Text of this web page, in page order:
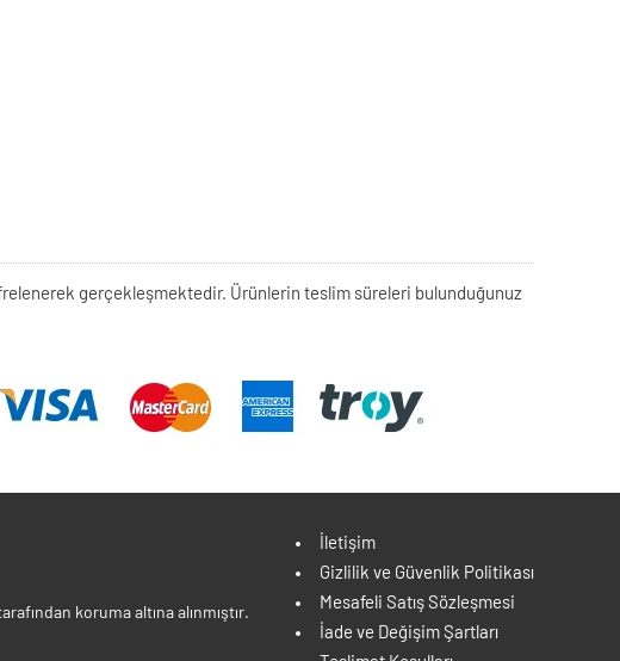
gerçekleşmektedir. Ürünlerin teslim süreleri bulunduğunuz
koruma altına alınmıştır.
İletişim
Gizlilik ve Güvenlik Politikası
Mesafeli Satış Sözleşmesi
İade ve Değişim Şartları